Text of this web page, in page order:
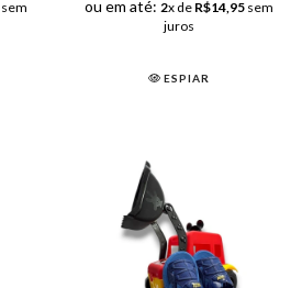
sem
ou em até: 2x de R$14,95 sem
juros
ESPIAR